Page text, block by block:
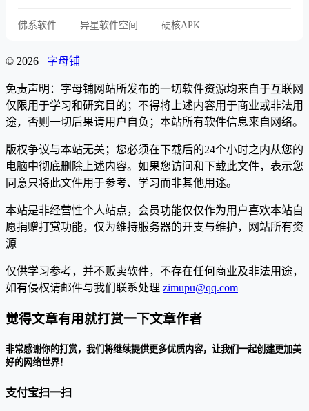
佛系软件 异星软件空间 硬核APK
© 2026 字母铺
免责声明：字母铺网站所发布的一切软件资源均来自于互联网
仅限用于学习和研究目的；不得将上述内容用于商业或非法用
途，否则一切后果请用户自负；本站所有软件信息来自网络。
版权争议与本站无关；您必须在下载后的24个小时之内从您的
电脑中彻底删除上述内容。如果您访问和下载此文件，表示您
同意只将此文件用于参考、学习而非其他用途。
本站是非经营性个人站点，会员功能仅仅作为用户喜欢本站自
愿捐赠打赏功能，仅为维持服务器的开支与维护，网站所有资
源
仅供学习参考，并不贩卖软件，不存在任何商业及非法用途，
如有侵权请邮件与我们联系处理 zimupu@qq.com
觉得文章有用就打赏一下文章作者
非常感谢你的打赏，我们将继续提供更多优质内容，让我们一起创建更加美
好的网络世界！
支付宝扫一扫